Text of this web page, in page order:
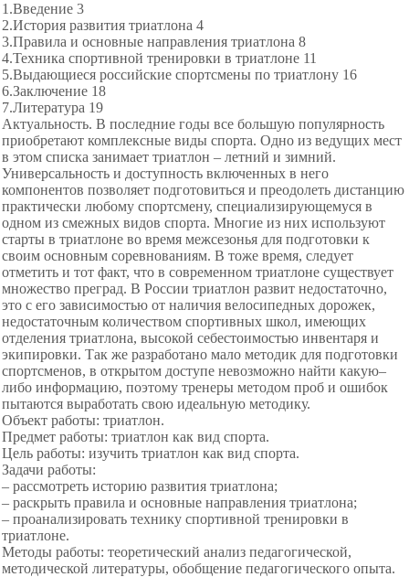
1.Введение 3
2.История развития триатлона 4
3.Правила и основные направления триатлона 8
4.Техника спортивной тренировки в триатлоне 11
5.Выдающиеся российские спортсмены по триатлону 16
6.Заключение 18
7.Литература 19
Актуальность. В последние годы все большую популярность
приобретают комплексные виды спорта. Одно из ведущих мест
в этом списка занимает триатлон – летний и зимний.
Универсальность и доступность включенных в него
компонентов позволяет подготовиться и преодолеть дистанцию
практически любому спортсмену, специализирующемуся в
одном из смежных видов спорта. Многие из них используют
старты в триатлоне во время межсезонья для подготовки к
своим основным соревнованиям. В тоже время, следует
отметить и тот факт, что в современном триатлоне существует
множество преград. В России триатлон развит недостаточно,
это с его зависимостью от наличия велосипедных дорожек,
недостаточным количеством спортивных школ, имеющих
отделения триатлона, высокой себестоимостью инвентаря и
экипировки. Так же разработано мало методик для подготовки
спортсменов, в открытом доступе невозможно найти какую–
либо информацию, поэтому тренеры методом проб и ошибок
пытаются выработать свою идеальную методику.
Объект работы: триатлон.
Предмет работы: триатлон как вид спорта.
Цель работы: изучить триатлон как вид спорта.
Задачи работы:
– рассмотреть историю развития триатлона;
– раскрыть правила и основные направления триатлона;
– проанализировать технику спортивной тренировки в
триатлоне.
Методы работы: теоретический анализ педагогической,
методической литературы, обобщение педагогического опыта.